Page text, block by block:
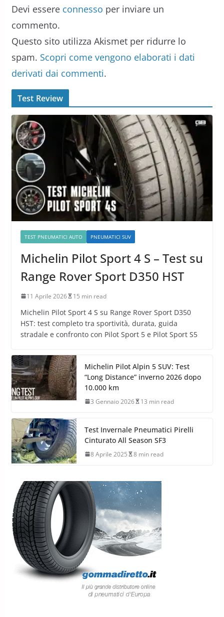
Devi essere connesso per inviare un
commento.
Questo sito utilizza Akismet per ridurre lo
spam. Scopri come vengono elaborati i dati
derivati dai commenti.
Test Review
TEST PNEUMATICI AUTO PNEUMATICI SUV
Michelin Pilot Sport 4 S – Test su
Range Rover Sport D350 HST
11 Aprile 2026 15 min read
Michelin Pilot Sport 4 S su Range Rover Sport D350
HST: test completo tra sportività, durata, guida
stradale e confronto con Pilot Sport 5 e Pilot Sport S5
Michelin Pilot Alpin 5 SUV: Test
“Long Distance” inverno 2026 dopo
10.000 km
3 Gennaio 2026 13 min read
Test Invernale Pneumatici Pirelli
Cinturato All Season SF3
8 Aprile 2025 8 min read